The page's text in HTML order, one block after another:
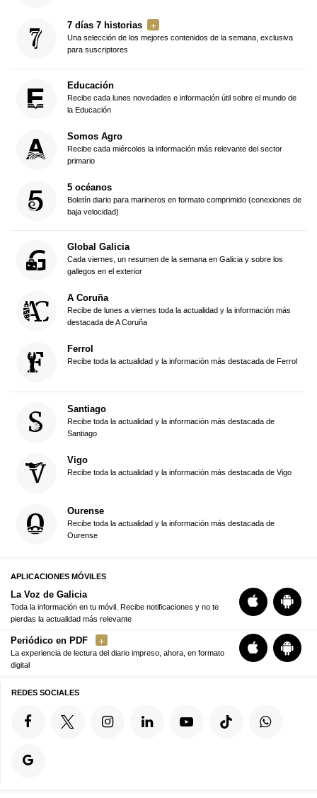
7 días 7 historias
Una selección de los mejores contenidos de la semana, exclusiva
para suscriptores
Educación
Recibe cada lunes novedades e información útil sobre el mundo de
la Educación
Somos Agro
Recibe cada miércoles la información más relevante del sector
primario
5 océanos
Boletín diario para marineros en formato comprimido (conexiones de
baja velocidad)
Global Galicia
Cada viernes, un resumen de la semana en Galicia y sobre los
gallegos en el exterior
A Coruña
Recibe de lunes a viernes toda la actualidad y la información más
destacada de A Coruña
Ferrol
Recibe toda la actualidad y la información más destacada de Ferrol
Santiago
Recibe toda la actualidad y la información más destacada de
Santiago
Vigo
Recibe toda la actualidad y la información más destacada de Vigo
Ourense
Recibe toda la actualidad y la información más destacada de
Ourense
APLICACIONES MÓVILES
La Voz de Galicia
Toda la información en tu móvil. Recibe notificaciones y no te
pierdas la actualidad más relevante
Periódico en PDF
La experiencia de lectura del diario impreso, ahora, en formato
digital
REDES SOCIALES